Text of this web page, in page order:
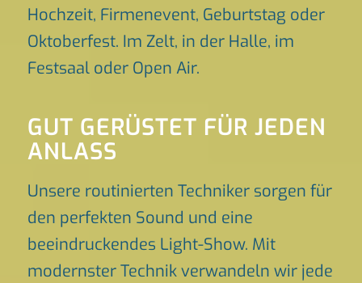
Hochzeit, Firmenevent, Geburtstag oder
Oktoberfest. Im Zelt, in der Halle, im
Festsaal oder Open Air.
GUT GERÜSTET FÜR JEDEN
ANLASS
Unsere routinierten Techniker sorgen für
den perfekten Sound und eine
beeindruckendes Light-Show. Mit
modernster Technik verwandeln wir jede